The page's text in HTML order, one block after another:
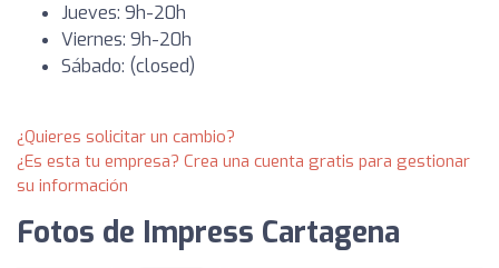
Jueves: 9h-20h
Viernes: 9h-20h
Sábado: (closed)
¿Quieres solicitar un cambio?
¿Es esta tu empresa? Crea una cuenta gratis para gestionar
su información
Fotos de Impress Cartagena